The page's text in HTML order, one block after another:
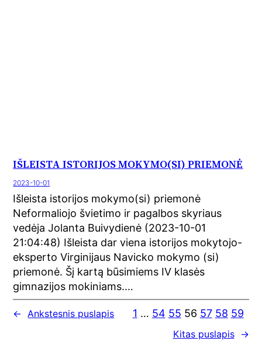
IŠLEISTA ISTORIJOS MOKYMO(SI) PRIEMONĖ
2023-10-01
Išleista istorijos mokymo(si) priemonė
Neformaliojo švietimo ir pagalbos skyriaus
vedėja Jolanta Buivydienė (2023-10-01
21:04:48) Išleista dar viena istorijos mokytojo-
eksperto Virginijaus Navicko mokymo (si)
priemonė. Šį kartą būsimiems IV klasės
gimnazijos mokiniams.…
← Ankstesnis puslapis 1 … 54 55 56 57 58 59
Kitas puslapis →